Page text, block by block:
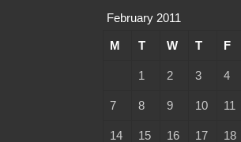
February 2011
M T W T F
1 2 3 4
7 8 9 10 11
14 15 16 17 18